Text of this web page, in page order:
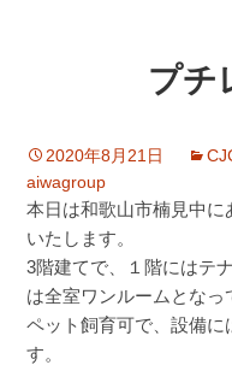
プチ
2020年8月21日
aiwagroup
本日は和歌山市楠見中
いたします。
3階建てで、１階にはテ
は全室ワンルームとなっ
ペット飼育可で、設備に
す。